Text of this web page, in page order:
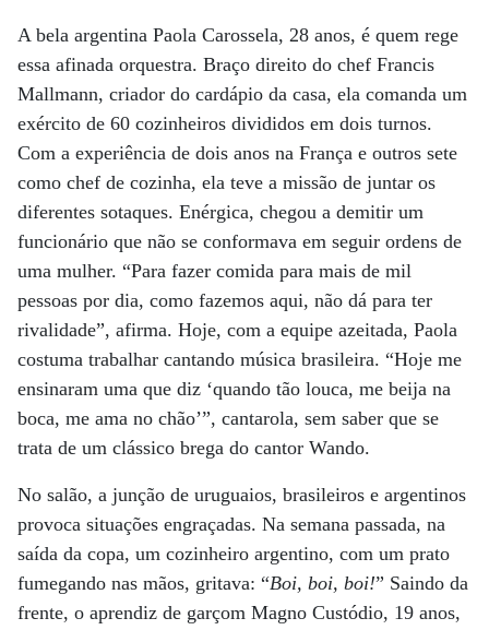
A bela argentina Paola Carossela, 28 anos, é quem rege
essa afinada orquestra. Braço direito do chef Francis
Mallmann, criador do cardápio da casa, ela comanda um
exército de 60 cozinheiros divididos em dois turnos.
Com a experiência de dois anos na França e outros sete
como chef de cozinha, ela teve a missão de juntar os
diferentes sotaques. Enérgica, chegou a demitir um
funcionário que não se conformava em seguir ordens de
uma mulher. “Para fazer comida para mais de mil
pessoas por dia, como fazemos aqui, não dá para ter
rivalidade”, afirma. Hoje, com a equipe azeitada, Paola
costuma trabalhar cantando música brasileira. “Hoje me
ensinaram uma que diz ‘quando tão louca, me beija na
boca, me ama no chão’”, cantarola, sem saber que se
trata de um clássico brega do cantor Wando.
No salão, a junção de uruguaios, brasileiros e argentinos
provoca situações engraçadas. Na semana passada, na
saída da copa, um cozinheiro argentino, com um prato
fumegando nas mãos, gritava: “Boi, boi, boi!” Saindo da
frente, o aprendiz de garçom Magno Custódio, 19 anos,